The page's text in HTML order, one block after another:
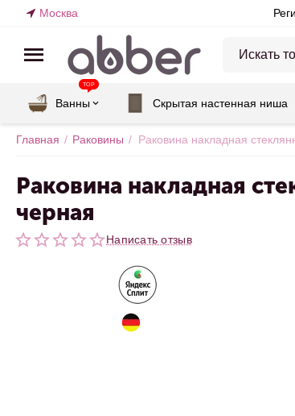
Москва
Ванны
TOP
Скрытая настенная ниша
Главная / Раковины / Раковина накладная
Раковина накладная
черная
Написать отзыв